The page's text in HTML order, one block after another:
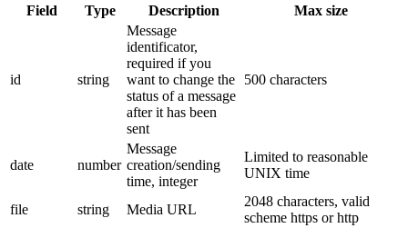
Field Type Description Max size
id string
Message
identificator,
required if you
want to change the
status of a message
after it has been
sent
500 characters
date number
Message
creation/sending
time, integer
Limited to reasonable
UNIX time
file string Media URL
2048 characters, valid
scheme https or http